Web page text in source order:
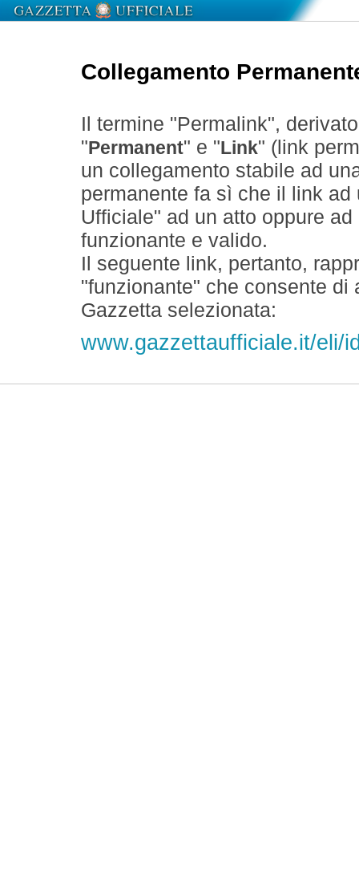
Collegamento
Il termine "Permalink",
" Permanent" e " Link" (link
un collegamento stabile ad
permanente fa sì che il link
Ufficiale" ad un atto oppure
funzionante e valido.
Il seguente link, pertanto,
"funzionante" che consente
Gazzetta selezionata:
www.gazzettaufficiale.it/eli/